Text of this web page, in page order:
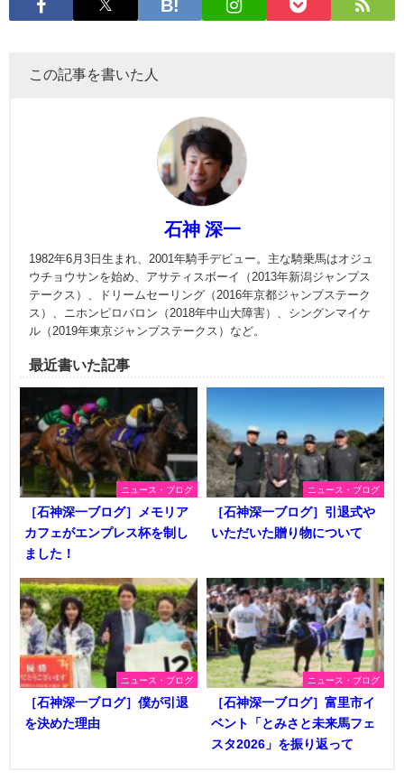
この記事を書いた人
石神 深一
1982年6月3日生まれ、2001年騎手デビュー。主な騎乗馬はオジュ
ウチョウサンを始め、アサティスボーイ（2013年新潟ジャンプス
テークス）、ドリームセーリング（2016年京都ジャンプステーク
ス）、ニホンピロバロン（2018年中山大障害）、シングンマイケ
ル（2019年東京ジャンプステークス）など。
最近書いた記事
ニュース・ブログ
［石神深一ブログ］メモリア
カフェがエンプレス杯を制し
ました！
ニュース・ブログ
［石神深一ブログ］引退式や
いただいた贈り物について
ニュース・ブログ
［石神深一ブログ］僕が引退
を決めた理由
ニュース・ブログ
［石神深一ブログ］富里市イ
ベント「とみさと未来馬フェ
スタ2026」を振り返って